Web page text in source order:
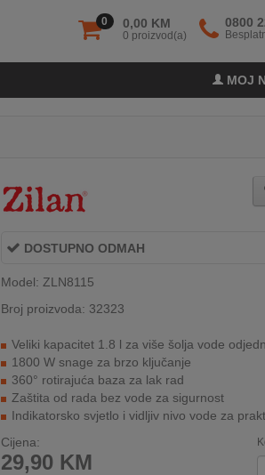
0 0,00 KM
0 proizvod(a)
0800
MOJ
DOSTUPNO ODMAH
Model: ZLN8115
Broj proizvoda: 32323
Veliki kapacitet 1.8 l za više šolja vode
1800 W snage za brzo ključanje
360° rotirajuća baza za lak rad
Zaštita od rada bez vode za sigurnost
Indikatorsko svjetlo i vidljiv nivo vode za
Cijena:
29,90 KM